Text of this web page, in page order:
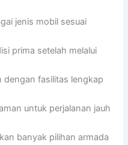
jenis mobil sesuai
prima setelah melalui
dengan fasilitas lengkap
untuk perjalanan jauh
banyak pilihan armada